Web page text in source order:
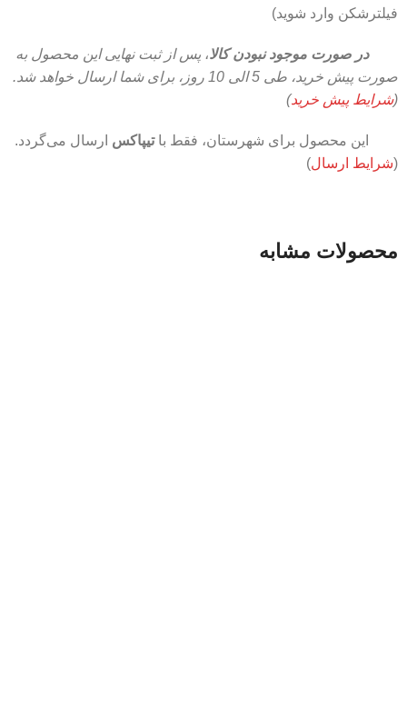
فیلترشکن وارد شوید)
در صورت موجود نبودن کالا، پس از ثبت نهایی این محصول به
صورت پیش خرید، طی 5 الی 10 روز،
برای شما ارسال خواهد شد.
(شرایط پیش خرید)
این محصول برای شهرستان، فقط باتیپاکس ارسال می‌گردد.
(شرایط ارسال)
محصولات مشابه